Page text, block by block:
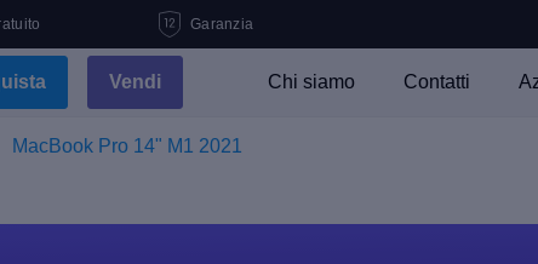
Garanzia
Vendi Chi siamo Contatti
MacBook Pro 14" M1 2021